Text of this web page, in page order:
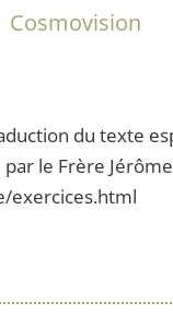
Cosmovision
du texte
le Frère
exercices.html